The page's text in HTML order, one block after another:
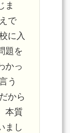
ま
で
に入
題を
かっ
う
から
本質
まし